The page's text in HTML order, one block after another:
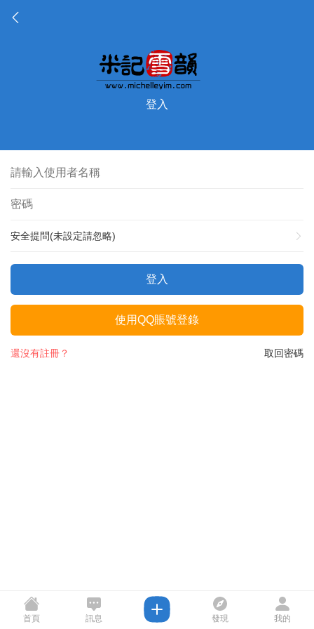
登入
安全提問(未設定請忽略)
登入
使用QQ賬號登錄
取回密碼
還沒有註冊？
首頁 訊息 發現 我的